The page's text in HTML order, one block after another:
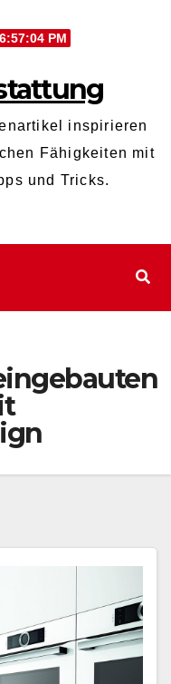
6:57:04 PM
inspirieren
Fähigkeiten mit
und Tricks.